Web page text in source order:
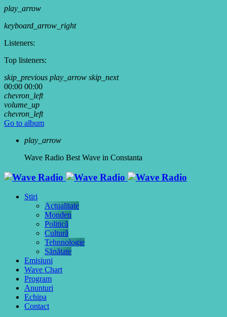
play_arrow
keyboard_arrow_right
Listeners:
Top listeners:
skip_previous play_arrow skip_next
00:00 00:00
chevron_left
volume_up
chevron_left
Go to album
play_arrow
Wave Radio Best Wave in Constanta
Ştiri
Actualitate
Monden
Politică
Cultură
Tehnnologie
Sănătate
Emisiuni
Wave Chart
Program
Anunturi
Echipa
Contact